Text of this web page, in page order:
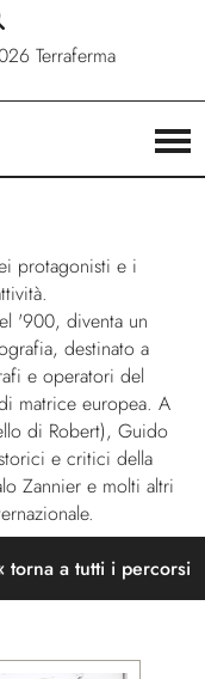
Ritratti nel cinema di
Terraferma
per le strade
protagonisti e i
'900, diventa un
destinato a
e operatori del
matrice europea. A
di Robert), Guido
e critici della
Zannier e molti altri
torna a tutti i percorsi